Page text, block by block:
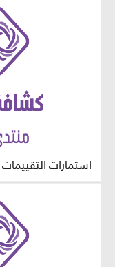
استمارات